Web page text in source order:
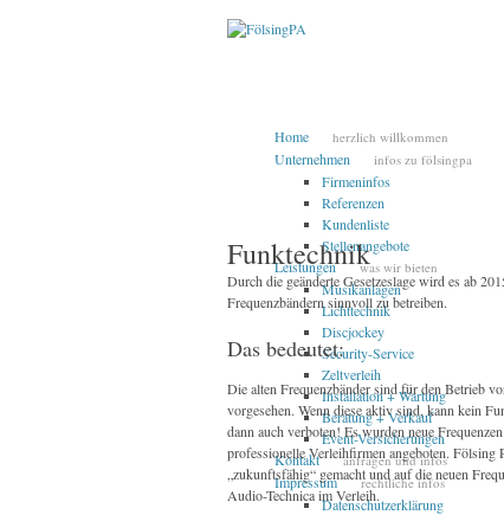
Home herzlich willkommen
Unternehmen infos zu fölsingpa
Firmeninfos
Referenzen
Kundenliste
Stellenangebote
Leistungen
was wir bieten
Musikanlagen
Lichttechnik
Discjockey
Security-Service
Zeltverleih
Installation + Wartung
Beratung + Verkauf
Event-Versicherungen
Kontakt
anfragen und infos
Impressum rechtliche infos
Datenschutzerklärung
Funktechnik
Durch die geänderte Gesetzeslage wird es ab
Frequenzbändern sinnvoll zu betreiben.
Das bedeutet:
Die alten Frequenzbänder sind für den Betrieb
vorgesehen. Wenn diese aktiv sind, kann kein
dann auch verboten! Es wurden neue
professionelle Verleihfirmen angeboten. Fölsing
„zukunftsfähig“ gemacht und auf die neuen
Audio-Technica im Verleih.